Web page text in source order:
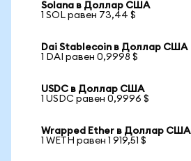
Solana в Доллар США
1 SOL равен 73,44 $
Dai Stablecoin в Доллар США
1 DAI равен 0,9998 $
USDC в Доллар США
1 USDC равен 0,9996 $
Wrapped Ether в Доллар США
1 WETH равен 1 919,51 $